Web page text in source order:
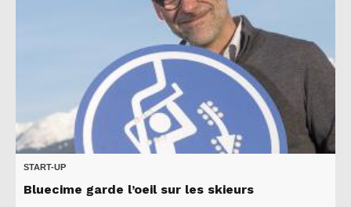
START-UP
Bluecime garde l’oeil sur les skieurs